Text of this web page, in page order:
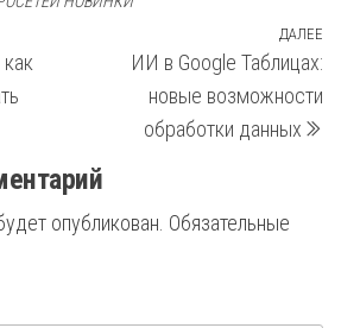
ДАЛЕЕ
ИИ в Google Таблицах:
новые возможности
обработки данных
опубликован. Обязательные